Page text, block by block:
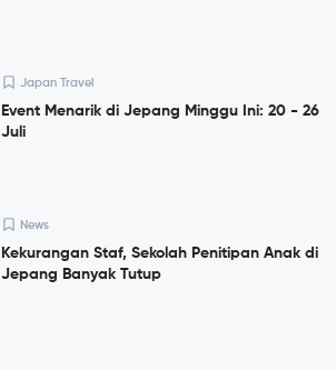
Japan Travel
Event Menarik di Jepang Minggu Ini: 20 - 26
Juli
News
Kekurangan Staf, Sekolah Penitipan Anak di
Jepang Banyak Tutup